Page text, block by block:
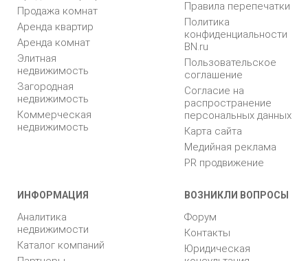
Продажа комнат
Аренда квартир
Аренда комнат
Элитная
недвижимость
Загородная
недвижимость
Коммерческая
недвижимость
Правила перепечатки
Политика
конфиденциальности
BN.ru
Пользовательское
соглашение
Согласие на
распространение
персональных данных
Карта сайта
Медийная реклама
PR продвижение
ИНФОРМАЦИЯ
Аналитика
недвижимости
Каталог компаний
ВОЗНИКЛИ ВОПРОСЫ
Форум
Контакты
Юридическая